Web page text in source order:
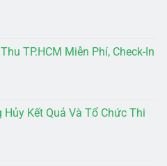
TP.HCM Miễn Phí, Check-In
Kết Quả Và Tổ Chức Thi